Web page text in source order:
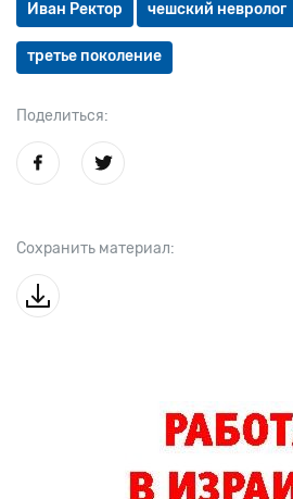
Иван Ректор чешский невролог
третье поколение
Поделиться:
Сохранить материал: